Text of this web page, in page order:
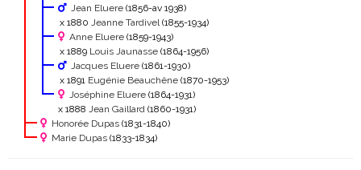
Jean Eluere (1856-av 1938)
x 1880 Jeanne Tardivel(1855-1934)
Anne Eluere (1859-1943)
x 1889 Louis Jaunasse (1864-1956)
Jacques Eluere (1861-1930)
x 1891 Eugénie Beauchêne (1870-1953)
Joséphine Eluere (1864-1931)
x 1888 Jean Gaillard (1860-1931)
Honorée Dupas (1831-1840)
Marie Dupas (1833-1834)